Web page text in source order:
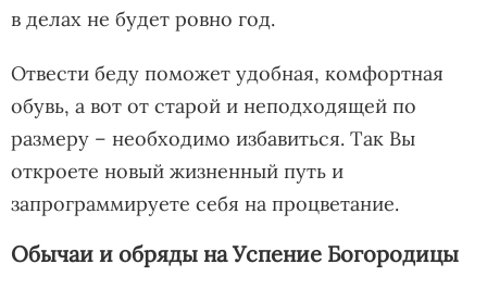
в делах не будет ровно год.
Отвести беду поможет удобная, комфортная
обувь, а вот от старой и неподходящей по
размеру – необходимо избавиться. Так Вы
откроете новый жизненный путь и
запрограммируете себя на процветание.
Обычаи и обряды на Успение Богородицы